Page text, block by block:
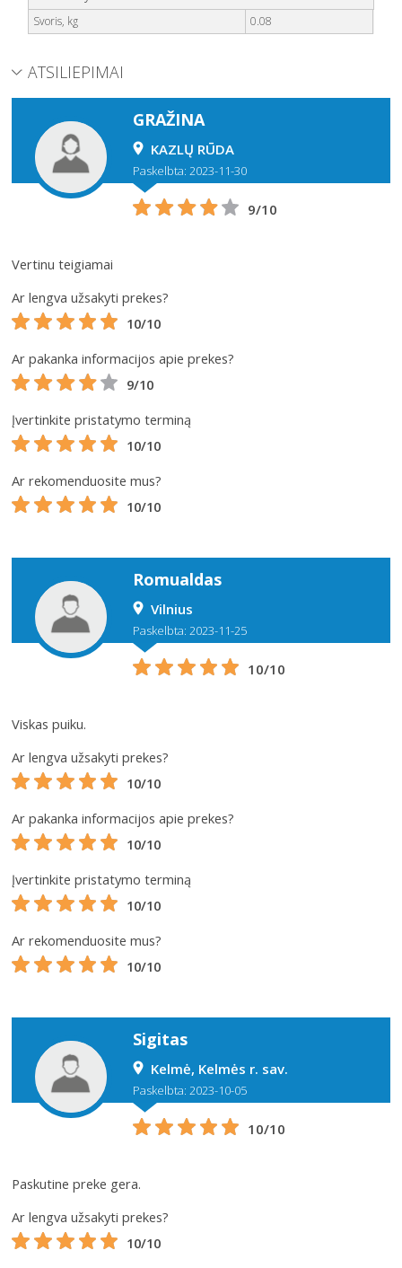
Svoris, kg 0.08
ATSILIEPIMAI
GRAŽINA
KAZLŲ RŪDA
Paskelbta: 2023-11-30
9/10
Vertinu teigiamai
Ar lengva užsakyti prekes?
10/10
Ar pakanka informacijos apie prekes?
9/10
Įvertinkite pristatymo terminą
10/10
Ar rekomenduosite mus?
10/10
Romualdas
Vilnius
Paskelbta: 2023-11-25
10/10
Viskas puiku.
Ar lengva užsakyti prekes?
10/10
Ar pakanka informacijos apie prekes?
10/10
Įvertinkite pristatymo terminą
10/10
Ar rekomenduosite mus?
10/10
Sigitas
Kelmė, Kelmės r. sav.
Paskelbta: 2023-10-05
10/10
Paskutine preke gera.
Ar lengva užsakyti prekes?
10/10